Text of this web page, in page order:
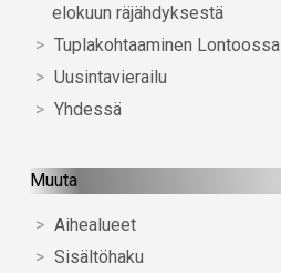
elokuun räjähdyksestä
Tuplakohtaaminen Lontoossa
Uusintavierailu
Yhdessä
Muuta
Aihealueet
Sisältöhaku